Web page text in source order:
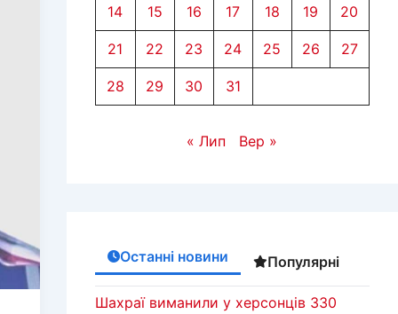
14 15 16 17 18 19 20
21 22 23 24 25 26 27
28 29 30 31
« Лип Вер »
Останні новини Популярні
Шахраї виманили у херсонців 330